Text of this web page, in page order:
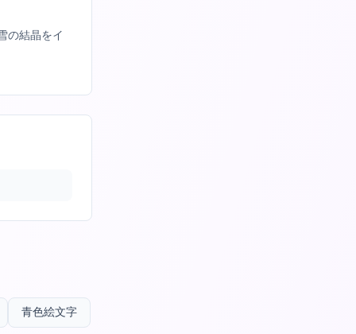
の結晶をイ
青色絵文字